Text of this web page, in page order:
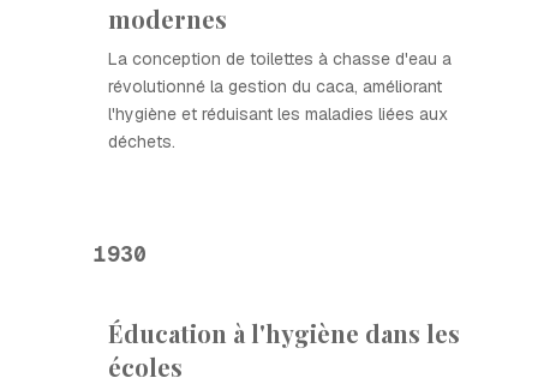
modernes
La conception de toilettes à chasse d'eau a
révolutionné la gestion du caca, améliorant
l'hygiène et réduisant les maladies liées aux
déchets.
1930
Éducation à l'hygiène dans les
écoles